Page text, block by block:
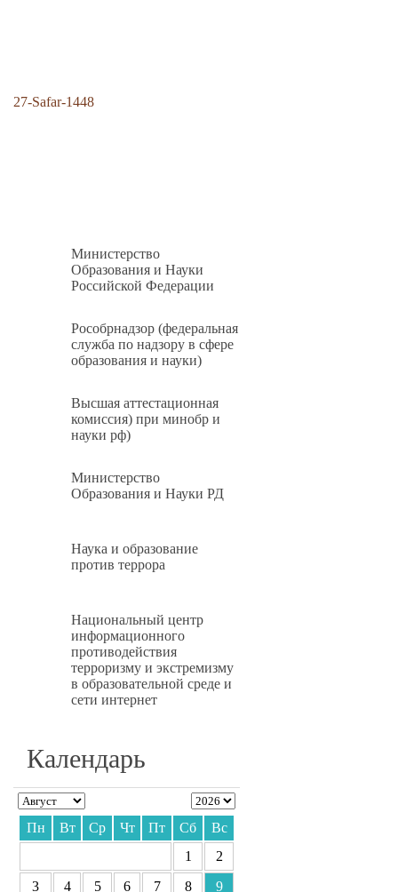
27-Safar-1448
Министерство
Образования и Науки
Российской Федерации
Рособрнадзор (федеральная
служба по надзору в сфере
образования и науки)
Высшая аттестационная
комиссия) при минобр и
науки рф)
Министерство
Образования и Науки РД
Наука и образование
против террора
Национальный центр
информационного
противодействия
терроризму и экстремизму
в образовательной среде и
сети интернет
Календарь
Пн Вт Ср Чт Пт Сб
Вс
1
2
3
4 5 6 7 8 9